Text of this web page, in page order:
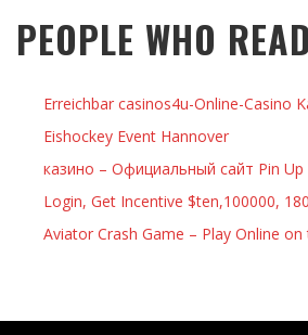
PEOPLE WHO
Erreichbar casinos4u-Online-Casino
Eishockey Event Hannover
казино – Официальный сайт Pin
Login, Get Incentive $ten,100000,
Aviator Crash Game – Play Online